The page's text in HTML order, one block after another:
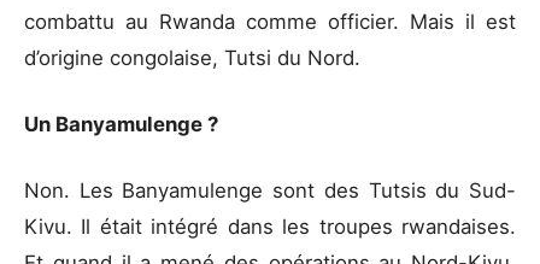
combattu au Rwanda comme officier. Mais il est
d’origine congolaise, Tutsi du Nord.
Un Banyamulenge ?
Non. Les Banyamulenge sont des Tutsis du Sud-
Kivu. Il était intégré dans les troupes rwandaises.